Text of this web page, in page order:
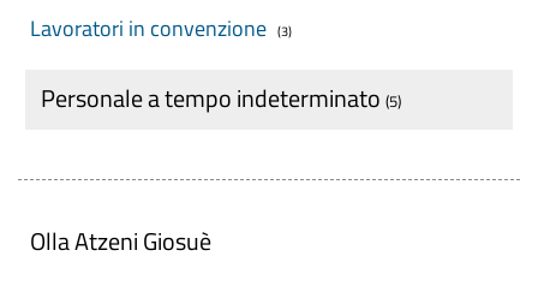
Lavoratori in convenzione (3)
Personale a tempo indeterminato (5)
Olla Atzeni Giosuè